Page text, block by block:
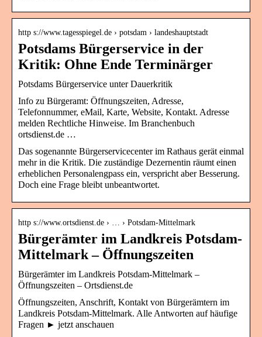
http s://www.tagesspiegel.de › potsdam › landeshauptstadt
Potsdams Bürgerservice in der
Kritik: Ohne Ende Terminärger
Potsdams Bürgerservice unter Dauerkritik
Info zu Bürgeramt: Öffnungszeiten, Adresse,
Telefonnummer, eMail, Karte, Website, Kontakt. Adresse
melden Rechtliche Hinweise. Im Branchenbuch
ortsdienst.de …
Das sogenannte Bürgerservicecenter im Rathaus gerät einmal
mehr in die Kritik. Die zuständige Dezernentin räumt einen
erheblichen Personalengpass ein, verspricht aber Besserung.
Doch eine Frage bleibt unbeantwortet.
http s://www.ortsdienst.de › … › Potsdam-Mittelmark
Bürgerämter im Landkreis Potsdam-
Mittelmark – Öffnungszeiten
Bürgerämter im Landkreis Potsdam-Mittelmark –
Öffnungszeiten – Ortsdienst.de
Öffnungszeiten, Anschrift, Kontakt von Bürgerämtern im
Landkreis Potsdam-Mittelmark. Alle Antworten auf häufige
Fragen ► jetzt anschauen